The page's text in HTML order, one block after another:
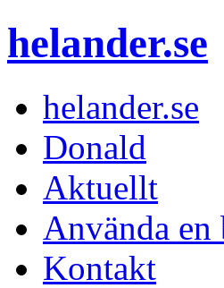
helander.se
helander.se
Donald
Aktuellt
Använda en
Kontakt